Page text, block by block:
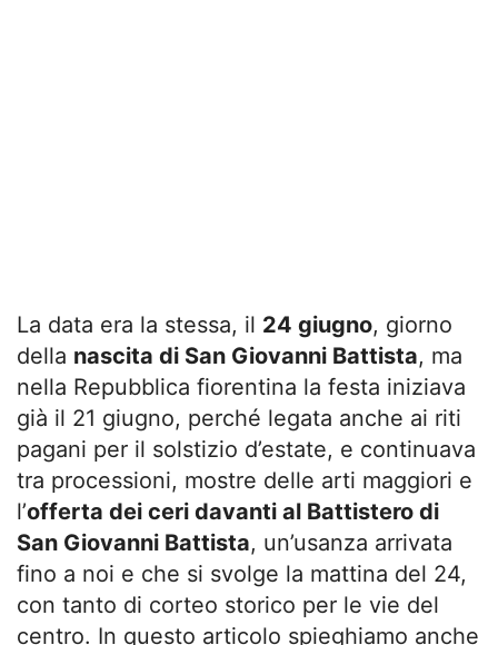
La data era la stessa, il 24 giugno, giorno
della nascita di San Giovanni Battista, ma
nella Repubblica fiorentina la festa iniziava
già il 21 giugno, perché legata anche ai riti
pagani per il solstizio d’estate, e continuava
tra processioni, mostre delle arti maggiori e
l’offerta dei ceri davanti al Battistero di
San Giovanni Battista, un’usanza arrivata
fino a noi e che si svolge la mattina del 24,
con tanto di corteo storico per le vie del
centro. In questo articolo spieghiamo anche